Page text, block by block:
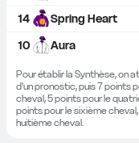
14
Spring Heart
10
Aura
Pour établir la Synthèse, on
d'un pronostic, puis 7 points
cheval, 5 points pour le
points pour le sixième
huitième cheval.